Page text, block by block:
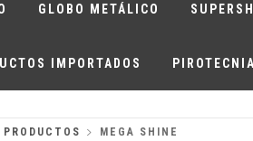
GLOBO METÁLICO
IMPORTADOS PIROTECNIA
PRODUCTOS MEGA SHINE